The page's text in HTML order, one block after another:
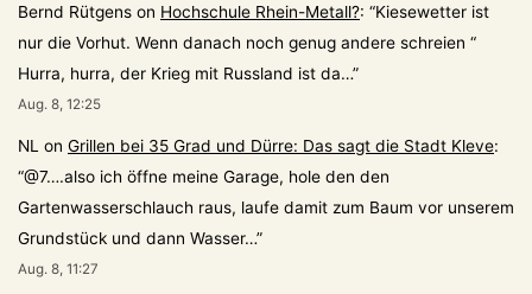
Bernd Rütgens on Hochschule Rhein-Metall?: “Kiesewetter ist
nur die Vorhut. Wenn danach noch genug andere schreien “
Hurra, hurra, der Krieg mit Russland ist da…”
Aug. 8, 12:25
NL on Grillen bei 35 Grad und Dürre: Das sagt die Stadt Kleve:
“@7….also ich öffne meine Garage, hole den den
Gartenwasserschlauch raus, laufe damit zum Baum vor unserem
Grundstück und dann Wasser…”
Aug. 8, 11:27